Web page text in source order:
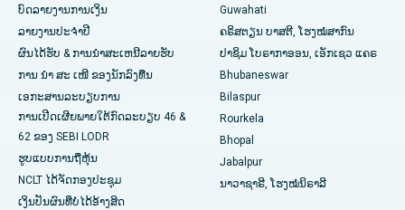
ໂຮງຫມໍທີ່ດີທີ່ສຸດໃນ Sector-19, Rourkela
ໂຮງໝໍທີ່ດີທີ່ສຸດໃນ Swargate, Pune
ໂຮງໝໍມະເຮັງແມ່ຍິງທີ່ດີທີ່ສຸດໃນພາກໃຕ້ຂອງເດລີ
ບົດລາຍງານການເງິນ
ລາຍງານປະຈໍາປີ
ຜົນໄດ້ຮັບ & ການນໍາສະເຫນີລາຍຮັບ
ການ ນຳ ສະ ເໜີ ຂອງນັກລົງທືນ
ເອກະສານລະບຽບການ
ການເປີດເຜີຍພາຍໃຕ້ກົດລະບຽບ 46 &
62 ຂອງ SEBI LODR
ຮູບແບບການຖືຫຸ້ນ
NCLT ໄດ້​ຈັດ​ກອງ​ປະ​ຊຸມ​
ເງິນປັນຜົນທີ່ບໍ່ໄດ້ອ້າງສິດ
Guwahati
ຄຣິສຕຽນ ບາສຕີ, ໂຮງໝໍສາກົນ
ປາຊິມ ໂບຣາກາອອນ, ເອັກເຊວ ແຄຣ
Bhubaneswar
Bilaspur
Rourkela
Bhopal
Jabalpur
ນາວາຊາຣີ, ໂຮງໝໍນິຣາລີ